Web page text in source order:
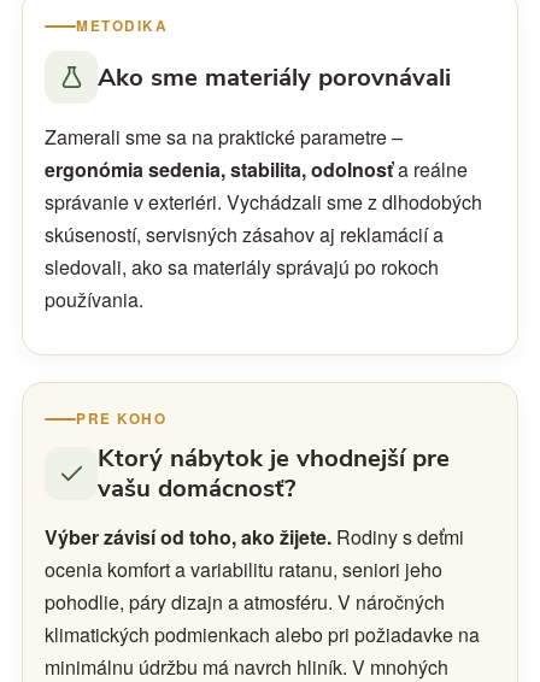
METODIKA
Ako sme materiály porovnávali
Zamerali sme sa na praktické parametre –
ergonómia sedenia, stabilita, odolnosťa reálne
správanie v exteriéri. Vychádzali sme z dlhodobých
skúseností, servisných zásahov aj reklamácií a
sledovali, ako sa materiály správajú po rokoch
používania.
PRE KOHO
Ktorý nábytok je vhodnejší pre
vašu domácnosť?
Výber závisí od toho, ako žijete. Rodiny s deťmi
ocenia komfort a variabilitu ratanu, seniori jeho
pohodlie, páry dizajn a atmosféru. V náročných
klimatických podmienkach alebo pri požiadavke na
minimálnu údržbu má navrch hliník. V mnohých